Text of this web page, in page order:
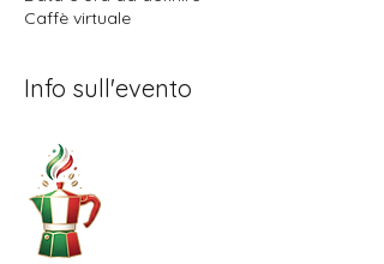
Caffè virtuale
Info sull'evento